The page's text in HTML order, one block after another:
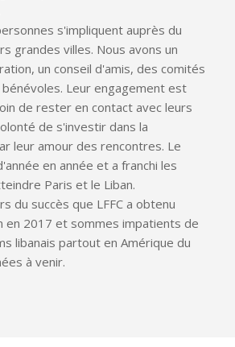
s'impliquent auprès du
grandes villes. Nous avons un
un conseil d'amis, des comités
Leur engagement est
de rester en contact avec leurs
de s'investir dans la
leur amour des rencontres. Le
en année et a franchi les
Paris et le Liban.
du succès que LFFC a obtenu
en 2017 et sommes impatients de
libanais partout en Amérique du
à venir.